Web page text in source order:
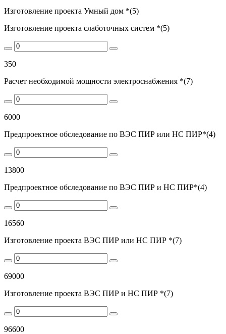
Изготовление проекта Умный дом *(5)
Изготовление проекта слаботочных систем *(5)
350
Расчет необходимой мощности электроснабжения *(7)
6000
Предпроектное обследование по ВЭС ПИР или НС ПИР*(4)
13800
Предпроектное обследование по ВЭС ПИР и НС ПИР*(4)
16560
Изготовление проекта ВЭС ПИР или НС ПИР *(7)
69000
Изготовление проекта ВЭС ПИР и НС ПИР *(7)
96600